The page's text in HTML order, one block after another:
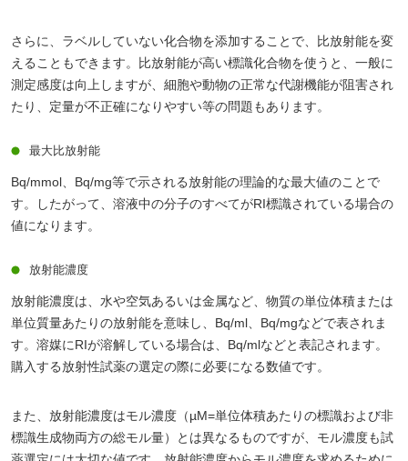
さらに、ラベルしていない化合物を添加することで、比放射能を変
えることもできます。比放射能が高い標識化合物を使うと、一般に
測定感度は向上しますが、細胞や動物の正常な代謝機能が阻害され
たり、定量が不正確になりやすい等の問題もあります。
最大比放射能
Bq/mmol、Bq/mg等で示される放射能の理論的な最大値のことで
す。したがって、溶液中の分子のすべてがRI標識されている場合の
値になります。
放射能濃度
放射能濃度は、水や空気あるいは金属など、物質の単位体積または
単位質量あたりの放射能を意味し、Bq/ml、Bq/mgなどで表されま
す。溶媒にRIが溶解している場合は、Bq/mlなどと表記されます。
購入する放射性試薬の選定の際に必要になる数値です。
また、放射能濃度はモル濃度（µM=単位体積あたりの標識および非
標識生成物両方の総モル量）とは異なるものですが、モル濃度も試